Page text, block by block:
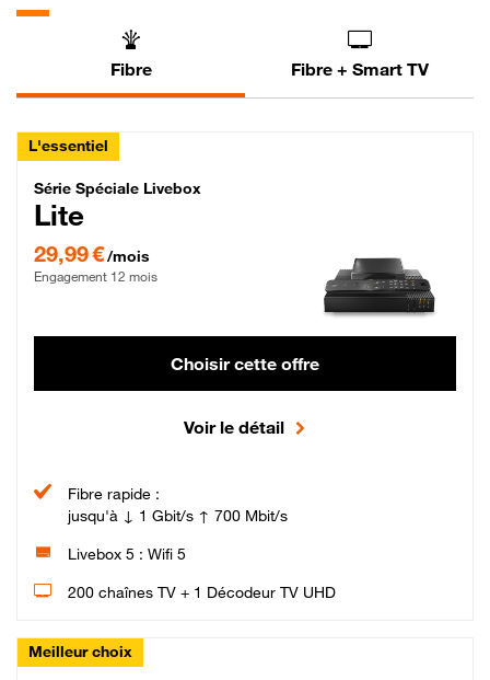
Fibre Fibre + Smart TV
L'essentiel
Série Spéciale Livebox Lite Fibre
Série Spéciale Livebox
Lite
29,99 €/mois
Engagement 12 mois
Choisir cette offre
Voir le détail
Fibre rapide :
jusqu'à ↓ 1 Gbit/s ↑ 700 Mbit/s
Livebox 5 : Wifi 5
200 chaînes TV + 1 Décodeur TV UHD
Meilleur choix